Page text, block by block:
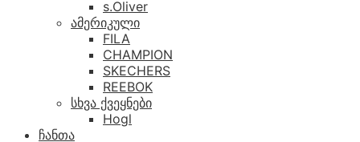
s.Oliver
ამერიკული
FILA
CHAMPION
SKECHERS
REEBOK
სხვა ქვეყნები
Hogl
ჩანთა